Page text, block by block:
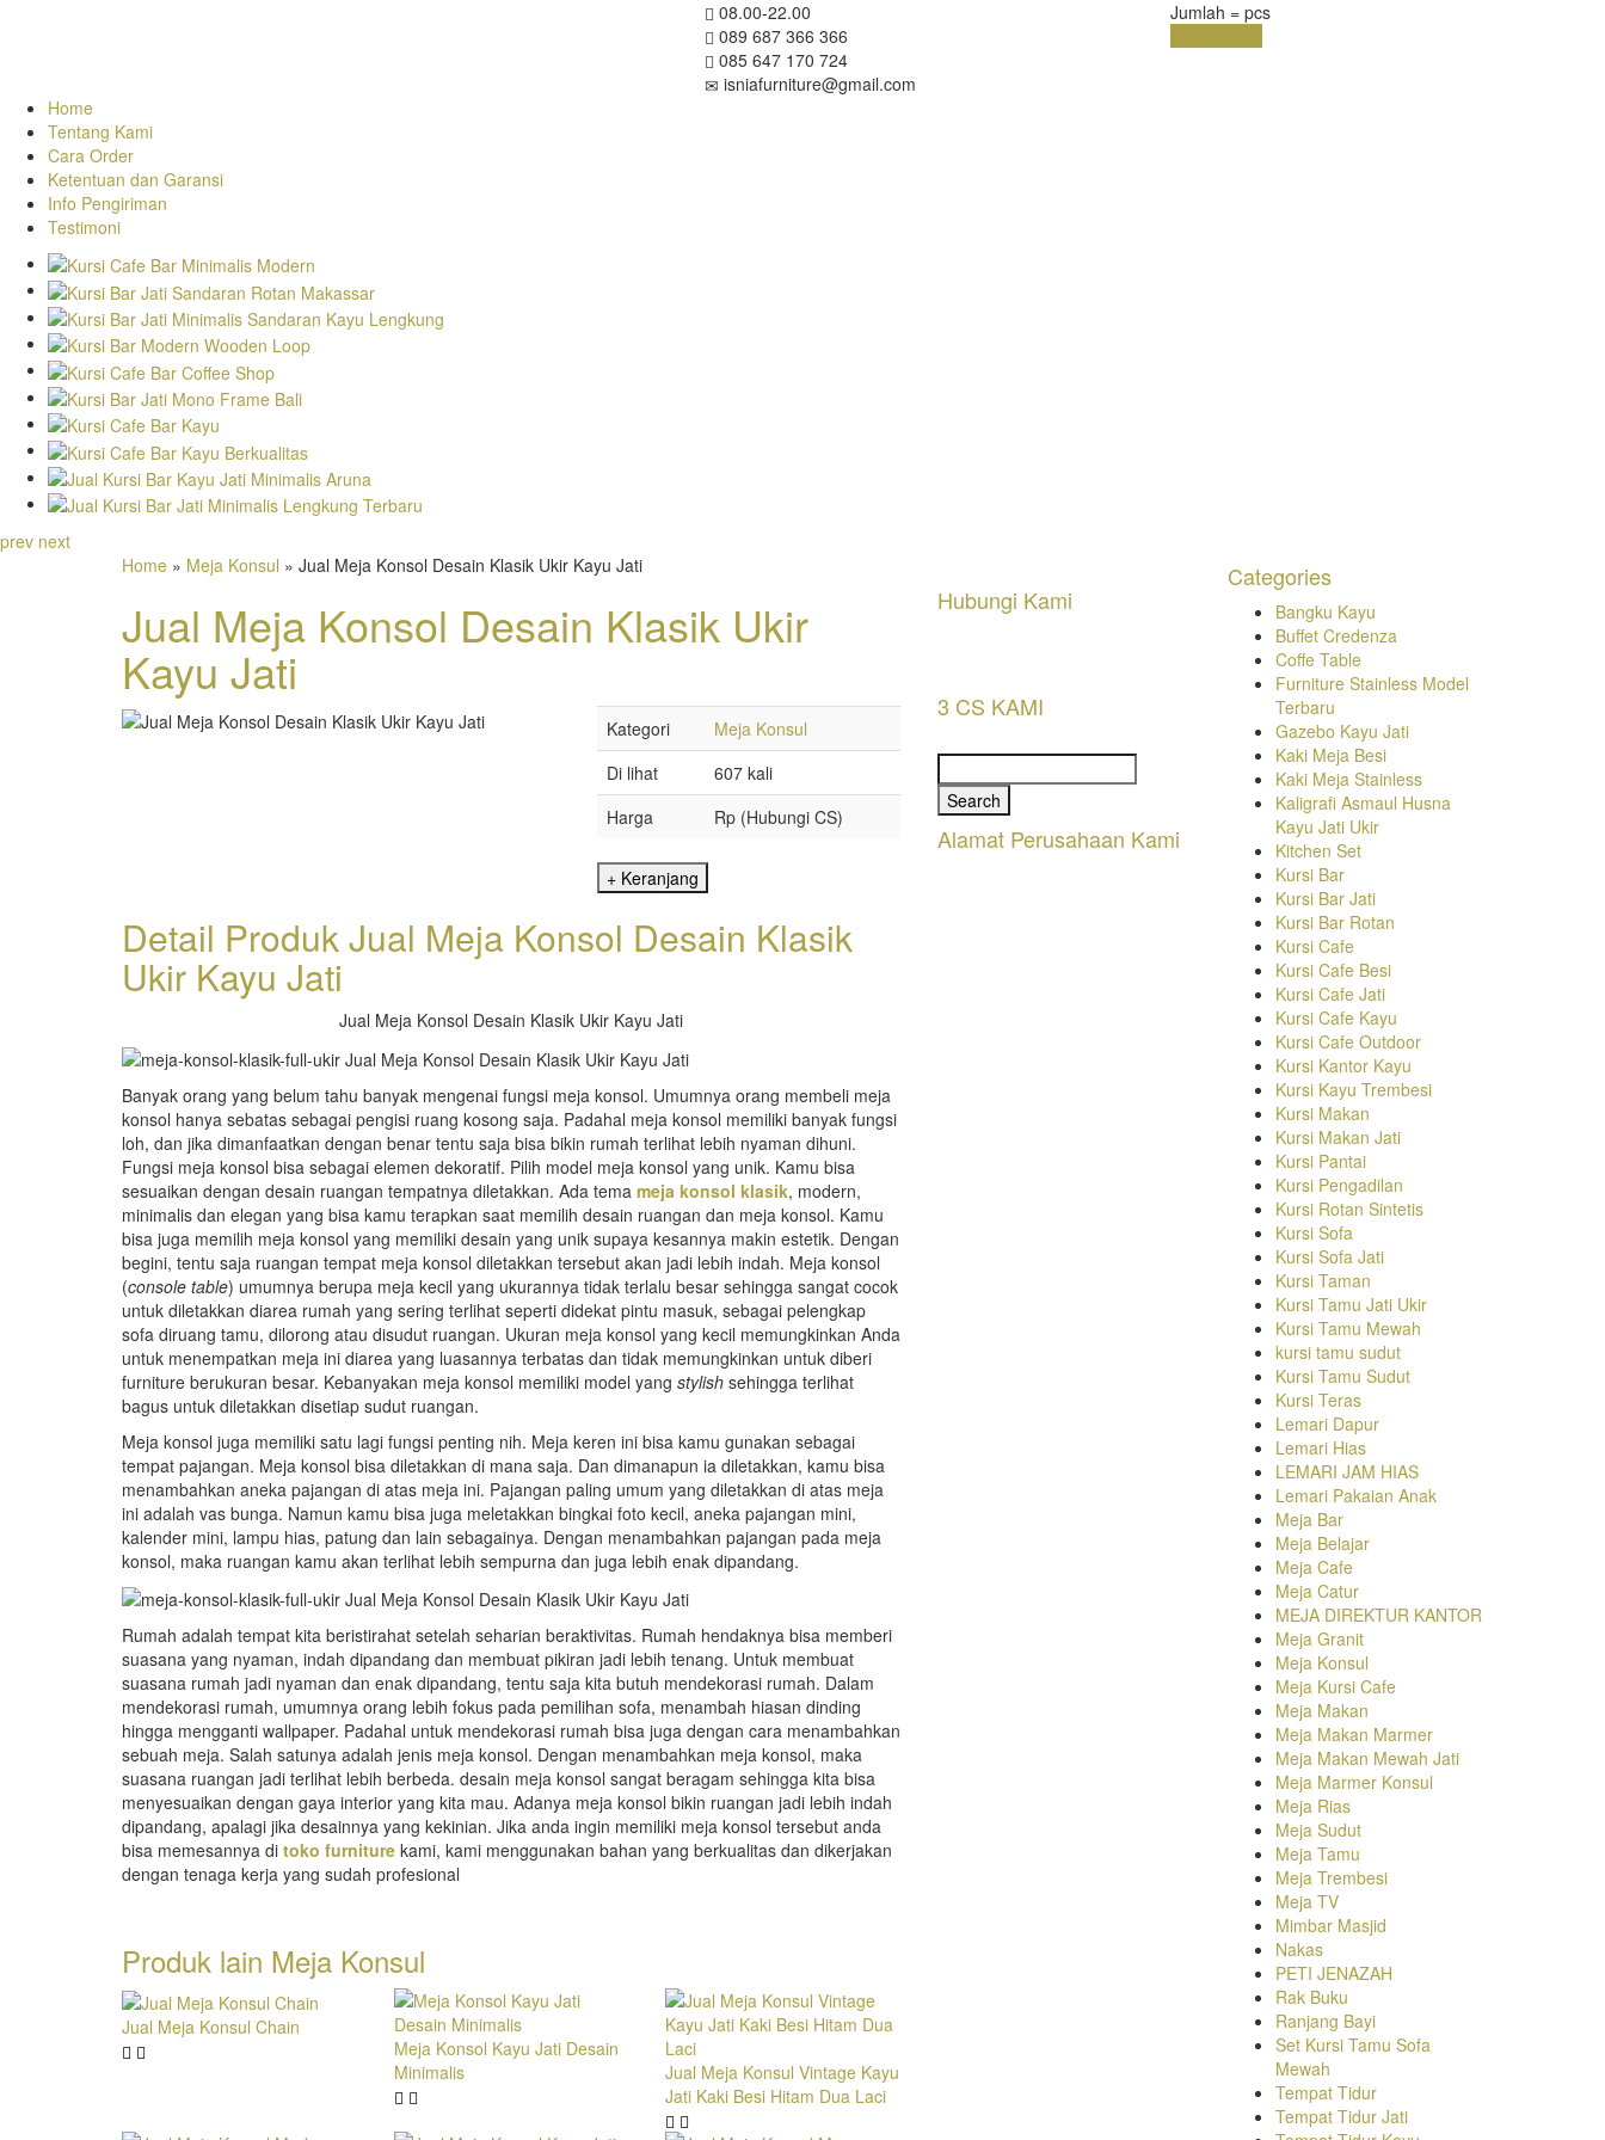
08.00-22.00
089 687 366 366
085 647 170 724
isniafurniture@gmail.com
Jumlah = pcs
Home
Tentang Kami
Cara Order
Ketentuan dan Garansi
Info Pengiriman
Testimoni
prev next
Home » Meja Konsul » Jual Meja Konsol Desain Klasik Ukir Kayu Jati
Jual Meja Konsol Desain Klasik Ukir
Kayu Jati
Kategori
Meja Konsul
Di lihat
607 kali
Harga
Rp (Hubungi CS)
Detail Produk Jual Meja Konsol Desain Klasik
Ukir Kayu Jati
Jual Meja Konsol Desain Klasik Ukir Kayu Jati
Banyak orang yang belum tahu banyak mengenai fungsi meja konsol. Umumnya orang membeli meja
konsol hanya sebatas sebagai pengisi ruang kosong saja. Padahal meja konsol memiliki banyak fungsi
loh, dan jika dimanfaatkan dengan benar tentu saja bisa bikin rumah terlihat lebih nyaman dihuni.
Fungsi meja konsol bisa sebagai elemen dekoratif. Pilih model meja konsol yang unik. Kamu bisa
sesuaikan dengan desain ruangan tempatnya diletakkan. Ada tema meja konsol klasik, modern,
minimalis dan elegan yang bisa kamu terapkan saat memilih desain ruangan dan meja konsol. Kamu
bisa juga memilih meja konsol yang memiliki desain yang unik supaya kesannya makin estetik. Dengan
begini, tentu saja ruangan tempat meja konsol diletakkan tersebut akan jadi lebih indah. Meja konsol
(console table) umumnya berupa meja kecil yang ukurannya tidak terlalu besar sehingga sangat cocok
untuk diletakkan diarea rumah yang sering terlihat seperti didekat pintu masuk, sebagai pelengkap
sofa diruang tamu, dilorong atau disudut ruangan. Ukuran meja konsol yang kecil memungkinkan Anda
untuk menempatkan meja ini diarea yang luasannya terbatas dan tidak memungkinkan untuk diberi
furniture berukuran besar. Kebanyakan meja konsol memiliki model yang stylish sehingga terlihat
bagus untuk diletakkan disetiap sudut ruangan.
Meja konsol juga memiliki satu lagi fungsi penting nih. Meja keren ini bisa kamu gunakan sebagai
tempat pajangan. Meja konsol bisa diletakkan di mana saja. Dan dimanapun ia diletakkan, kamu bisa
menambahkan aneka pajangan di atas meja ini. Pajangan paling umum yang diletakkan di atas meja
ini adalah vas bunga. Namun kamu bisa juga meletakkan bingkai foto kecil, aneka pajangan mini,
kalender mini, lampu hias, patung dan lain sebagainya. Dengan menambahkan pajangan pada meja
konsol, maka ruangan kamu akan terlihat lebih sempurna dan juga lebih enak dipandang.
Rumah adalah tempat kita beristirahat setelah seharian beraktivitas. Rumah hendaknya bisa memberi
suasana yang nyaman, indah dipandang dan membuat pikiran jadi lebih tenang. Untuk membuat
suasana rumah jadi nyaman dan enak dipandang, tentu saja kita butuh mendekorasi rumah. Dalam
mendekorasi rumah, umumnya orang lebih fokus pada pemilihan sofa, menambah hiasan dinding
hingga mengganti wallpaper. Padahal untuk mendekorasi rumah bisa juga dengan cara menambahkan
sebuah meja. Salah satunya adalah jenis meja konsol. Dengan menambahkan meja konsol, maka
suasana ruangan jadi terlihat lebih berbeda. desain meja konsol sangat beragam sehingga kita bisa
menyesuaikan dengan gaya interior yang kita mau. Adanya meja konsol bikin ruangan jadi lebih indah
dipandang, apalagi jika desainnya yang kekinian. Jika anda ingin memiliki meja konsol tersebut anda
bisa memesannya di toko furniture kami, kami menggunakan bahan yang berkualitas dan dikerjakan
dengan tenaga kerja yang sudah profesional
Produk lain Meja Konsul
Jual Meja Konsul Chain
Meja Konsol Kayu Jati Desain
Minimalis
Jual Meja Konsul Vintage Kayu
Jati Kaki Besi Hitam Dua Laci
Hubungi Kami
3 CS KAMI
for:
Alamat Perusahaan Kami
Categories
Bangku Kayu
Buffet Credenza
Coffe Table
Furniture Stainless Model
Terbaru
Gazebo Kayu Jati
Kaki Meja Besi
Kaki Meja Stainless
Kaligrafi Asmaul Husna
Kayu Jati Ukir
Kitchen Set
Kursi Bar
Kursi Bar Jati
Kursi Bar Rotan
Kursi Cafe
Kursi Cafe Besi
Kursi Cafe Jati
Kursi Cafe Kayu
Kursi Cafe Outdoor
Kursi Kantor Kayu
Kursi Kayu Trembesi
Kursi Makan
Kursi Makan Jati
Kursi Pantai
Kursi Pengadilan
Kursi Rotan Sintetis
Kursi Sofa
Kursi Sofa Jati
Kursi Taman
Kursi Tamu Jati Ukir
Kursi Tamu Mewah
kursi tamu sudut
Kursi Tamu Sudut
Kursi Teras
Lemari Dapur
Lemari Hias
LEMARI JAM HIAS
Lemari Pakaian Anak
Meja Bar
Meja Belajar
Meja Cafe
Meja Catur
MEJA DIREKTUR KANTOR
Meja Granit
Meja Konsul
Meja Kursi Cafe
Meja Makan
Meja Makan Marmer
Meja Makan Mewah Jati
Meja Marmer Konsul
Meja Rias
Meja Sudut
Meja Tamu
Meja Trembesi
Meja TV
Mimbar Masjid
Nakas
PETI JENAZAH
Rak Buku
Ranjang Bayi
Set Kursi Tamu Sofa
Mewah
Tempat Tidur
Tempat Tidur Jati